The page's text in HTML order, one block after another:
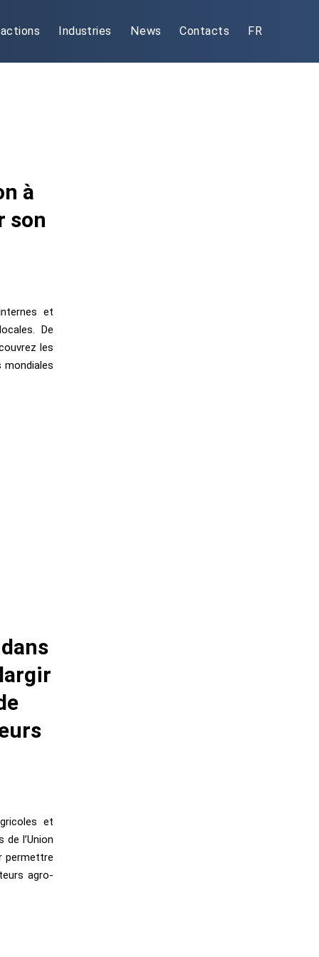
Industries News Contacts FR
à
son
et
De
les
et
l’Union
permettre
agro-